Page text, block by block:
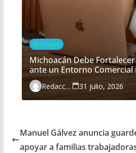
Artículos
Michoacán Debe
ante un Entorno Comercial
María Belém Morón
Redacción 31 julio, 2026
Manuel Gálvez anuncia
apoyar a familias